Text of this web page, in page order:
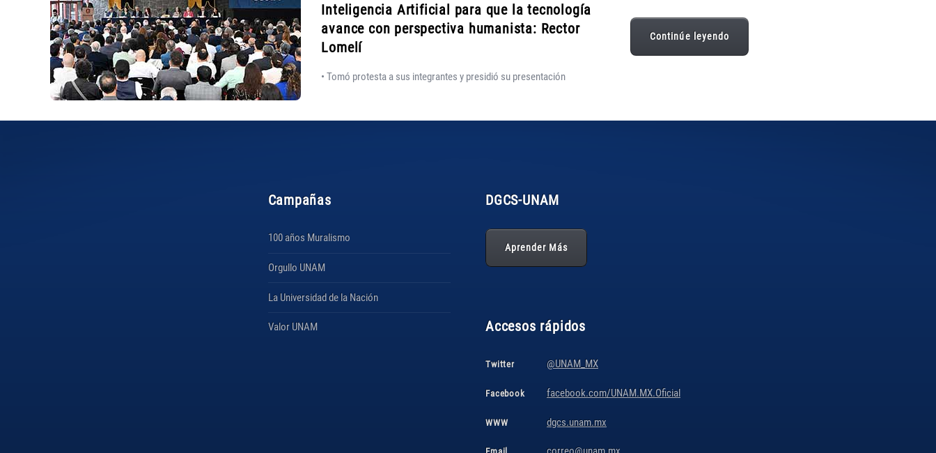
Inteligencia Artificial para que la tecnología
avance con perspectiva humanista: Rector
Lomelí
• Tomó protesta a sus integrantes y presidió su presentación
Continúe leyendo
Campañas
100 años Muralismo
Orgullo UNAM
La Universidad de la Nación
Valor UNAM
DGCS-UNAM
Aprender Más
Accesos rápidos
Twitter @UNAM_MX
Facebook facebook.com/UNAM.MX.Oficial
WWW dgcs.unam.mx